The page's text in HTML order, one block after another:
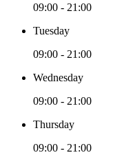
09:00 - 21:00
Tuesday
09:00 - 21:00
Wednesday
09:00 - 21:00
Thursday
09:00 - 21:00